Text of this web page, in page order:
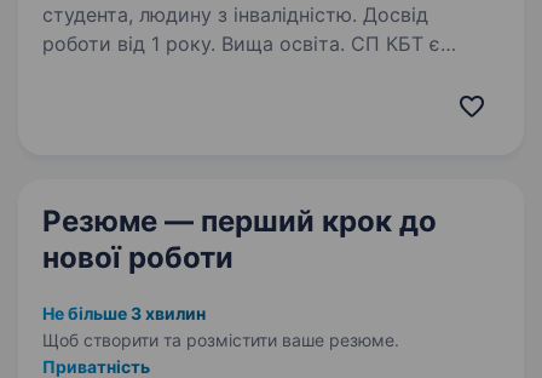
студента, людину з інвалідністю. Досвід
роботи від 1 року. Вища освіта. СП КБТ є
Резюме — перший крок до
нової роботи
Не більше 3 хвилин
Щоб створити та розмістити ваше резюме.
Приватність